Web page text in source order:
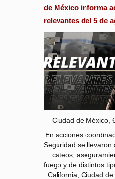
de México informa
relevantes del 5 de
Ciudad de México,
En acciones
Seguridad se llevaron
cateos,
fuego y de distintos
California, Ciudad